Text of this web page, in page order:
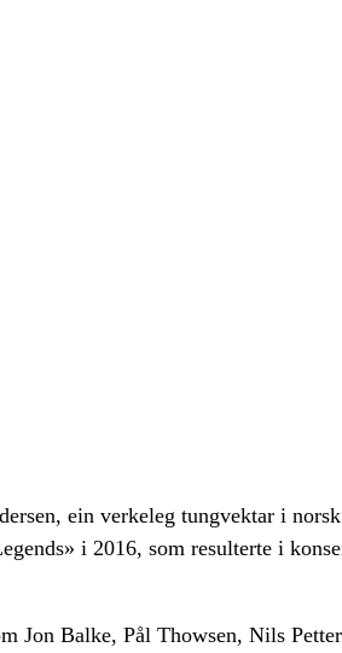
ein verkeleg tungvektar i
i 2016, som resulterte i
Jon Balke, Pål Thowsen, Nils